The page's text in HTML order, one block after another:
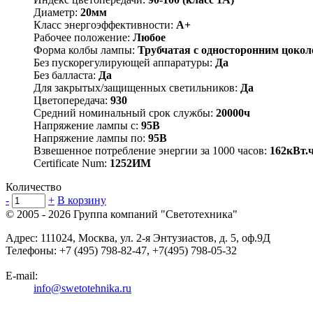
Диаметр: 20мм
Класс энергоэффективности: A+
Рабочее положение: Любое
Форма колбы лампы: Трубчатая с односторонним
Без пускорегулирующей аппаратуры: Да
Без балласта: Да
Для закрытых/защищенных светильников: Да
Цветопередача: 930
Средний номинальный срок службы: 20000ч
Напряжение лампы с: 95В
Напряжение лампы по: 95В
Взвешенное потребление энергии за 1000 часов:
Certificate Num: 1252ИМ
Количество
-
+ В корзину
© 2005 - 2026 Группа компаний "Светотехника"
Адрес: 111024, Москва, ул. 2-я Энтузиастов, д. 5, оф.9Д
Телефоны: +7 (495) 798-82-47, +7(495) 798-05-32
E-mail:
info@swetotehnika.ru